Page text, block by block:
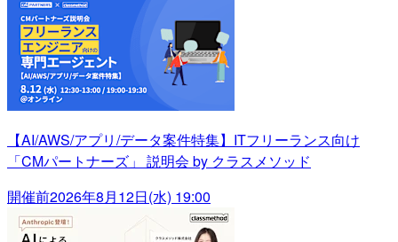
【AI/AWS/アプリ/データ案件特集】ITフリーランス向け
「CMパートナーズ」 説明会 by クラスメソッド
開催前2026年8月12日(水) 19:00